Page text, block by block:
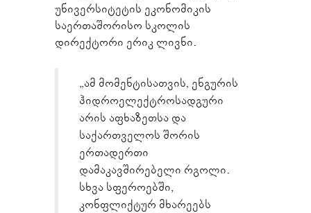
უნივერსიტეტის ეკონომიკის
საერთაშორისო სკოლის
დირექტორი ერიკ ლივნი.
„ამ მომენტისათვის, ენგურის
ჰიდროელექტროსადგური
არის აფხაზეთსა და
საქართველოს შორის
ერთადერთი
დამაკავშირებელი რგოლი.
სხვა სფეროებში,
კონფლიქტურ მხარეებს